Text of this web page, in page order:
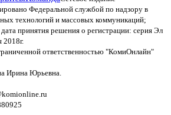
Федеральной службой по надзору в
технологий и массовых коммуникаций;
принятия решения о регистрации: серия Эл
ответственностью "КомиОнлайн"
Ирина Юрьевна.